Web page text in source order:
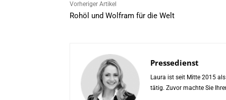
Vorheriger Artikel
Rohöl und Wolfram für die Welt
Pressedienst
Laura ist seit Mitte 2015
tätig. Zuvor machte Sie